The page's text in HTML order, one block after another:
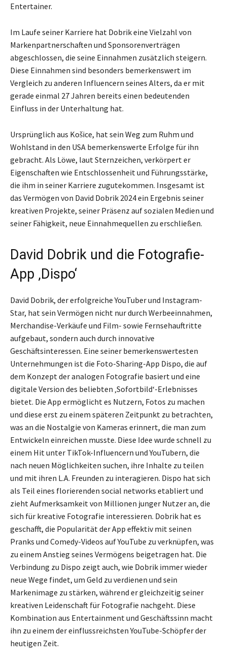
Entertainer.
Im Laufe seiner Karriere hat Dobrik eine Vielzahl von
Markenpartnerschaften und Sponsorenverträgen
abgeschlossen, die seine Einnahmen zusätzlich steigern.
Diese Einnahmen sind besonders bemerkenswert im
Vergleich zu anderen Influencern seines Alters, da er mit
gerade einmal 27 Jahren bereits einen bedeutenden
Einfluss in der Unterhaltung hat.
Ursprünglich aus Košice, hat sein Weg zum Ruhm und
Wohlstand in den USA bemerkenswerte Erfolge für ihn
gebracht. Als Löwe, laut Sternzeichen, verkörpert er
Eigenschaften wie Entschlossenheit und Führungsstärke,
die ihm in seiner Karriere zugutekommen. Insgesamt ist
das Vermögen von David Dobrik 2024 ein Ergebnis seiner
kreativen Projekte, seiner Präsenz auf sozialen Medien und
seiner Fähigkeit, neue Einnahmequellen zu erschließen.
David Dobrik und die Fotografie-
App ‚Dispo‘
David Dobrik, der erfolgreiche YouTuber und Instagram-
Star, hat sein Vermögen nicht nur durch Werbeeinnahmen,
Merchandise-Verkäufe und Film- sowie Fernsehauftritte
aufgebaut, sondern auch durch innovative
Geschäftsinteressen. Eine seiner bemerkenswertesten
Unternehmungen ist die Foto-Sharing-App Dispo, die auf
dem Konzept der analogen Fotografie basiert und eine
digitale Version des beliebten ‚Sofortbild‘-Erlebnisses
bietet. Die App ermöglicht es Nutzern, Fotos zu machen
und diese erst zu einem späteren Zeitpunkt zu betrachten,
was an die Nostalgie von Kameras erinnert, die man zum
Entwickeln einreichen musste. Diese Idee wurde schnell zu
einem Hit unter TikTok-Influencern und YouTubern, die
nach neuen Möglichkeiten suchen, ihre Inhalte zu teilen
und mit ihren L.A. Freunden zu interagieren. Dispo hat sich
als Teil eines florierenden social networks etabliert und
zieht Aufmerksamkeit von Millionen junger Nutzer an, die
sich für kreative Fotografie interessieren. Dobrik hat es
geschafft, die Popularität der App effektiv mit seinen
Pranks und Comedy-Videos auf YouTube zu verknüpfen, was
zu einem Anstieg seines Vermögens beigetragen hat. Die
Verbindung zu Dispo zeigt auch, wie Dobrik immer wieder
neue Wege findet, um Geld zu verdienen und sein
Markenimage zu stärken, während er gleichzeitig seiner
kreativen Leidenschaft für Fotografie nachgeht. Diese
Kombination aus Entertainment und Geschäftssinn macht
ihn zu einem der einflussreichsten YouTube-Schöpfer der
heutigen Zeit.